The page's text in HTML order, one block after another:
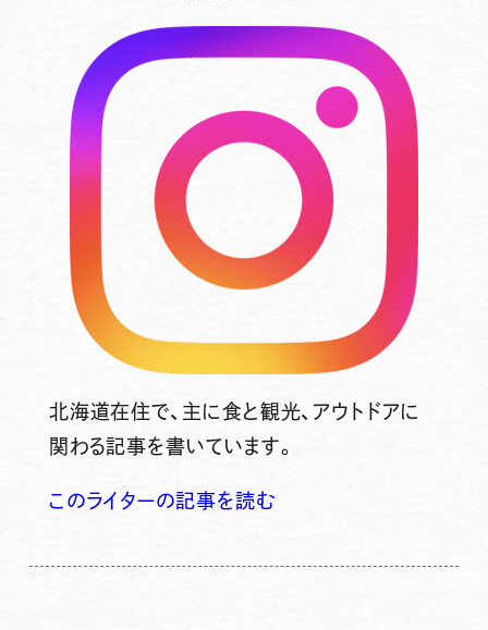
北海道在住で、主に食と観光、アウトドアに
関わる記事を書いています。
このライターの記事を読む